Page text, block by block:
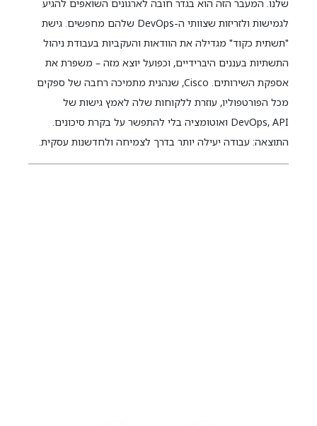
שלנו. המעבר הזה הוא בגדר חובה לארגונים השואפים להגיע
לגמישות ולזריזות שצוותי ה-DevOps שלהם מחפשים. גישת
"תשתית כקוד" מגדילה את הוודאות והעקביות בעבודת ניהול
התשתיות בעננים היברידיים, וכפועל יוצא מזה – משפרת את
אספקת השירותים. Cisco, שנהנית מתמיכה רחבה של ספקים
מכל הפורטפוליו, עוזרת ללקוחות שלה לאמץ גישות של
DevOps, API ואוטומציה בלי להתפשר על בקרת סיכונים.
התוצאה: עבודה יעילה יותר בדרך לצמיחה ולחדשנות עסקית.